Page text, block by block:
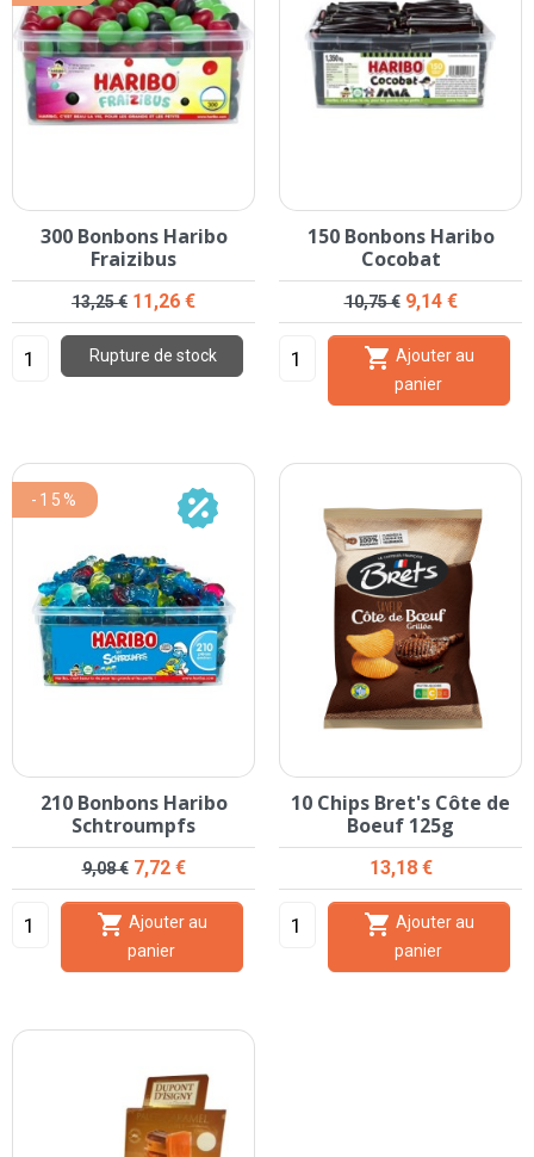
300 Bonbons Haribo
Fraizibus
Prix de base
13,25 € Prix
11,26 €
Rupture de stock
150 Bonbons Haribo
Cocobat
Prix de base
10,75 € Prix
9,14 €

panier
210 Bonbons Haribo
Schtroumpfs
Prix de base
9,08 € Prix
7,72 €

panier
-15%
10 Chips Bret's Côte de
Boeuf 125g
Prix
13,18 €

panier